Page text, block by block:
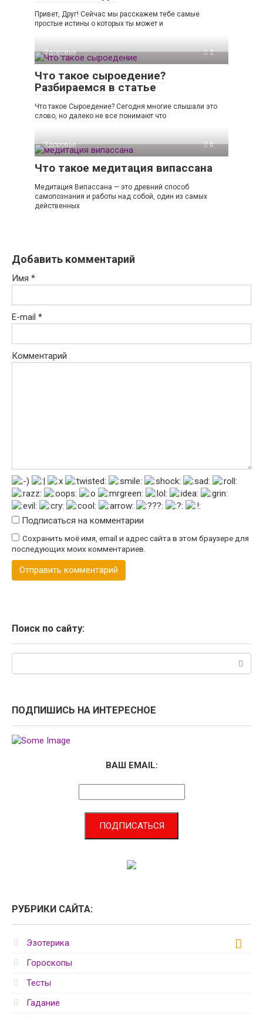
Привет, Друг! Сейчас мы расскажем тебе самые
простые истины о которых ты может и
Здоровье 2
Что такое сыроедение?
Разбираемся в статье
Что такое Сыроедение? Сегодня многие слышали это
слово, но далеко не все понимают что
Здоровье 0
Что такое медитация випассана
Медитация Випассана — это древний способ
самопознания и работы над собой, один из самых
действенных
Добавить комментарий
Имя *
E-mail *
Комментарий
Подписаться на комментарии
Сохранить моё имя, email и адрес сайта в этом браузере для
последующих моих комментариев.
Поиск по сайту:
ПОДПИШИСЬ НА ИНТЕРЕСНОЕ
ВАШ EMAIL:
РУБРИКИ САЙТА:
Эзотерика
Гороскопы
Тесты
Гадание